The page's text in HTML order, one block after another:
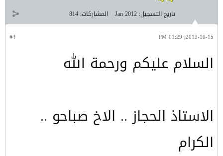
تاريخ التسجيل: Jan 2012 المشاركات: 814
#4 2013-10-15, 01:29 PM
السلام عليكم ورحمة الله
الاستاذ الحجاز .. الاخ صباحو ..
الكرام